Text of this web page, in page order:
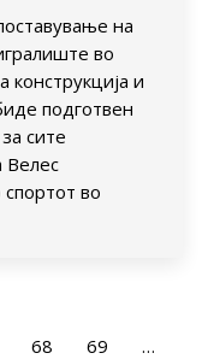
на
во
конструкција и
подготвен
сите
Велес
во
68 69
…